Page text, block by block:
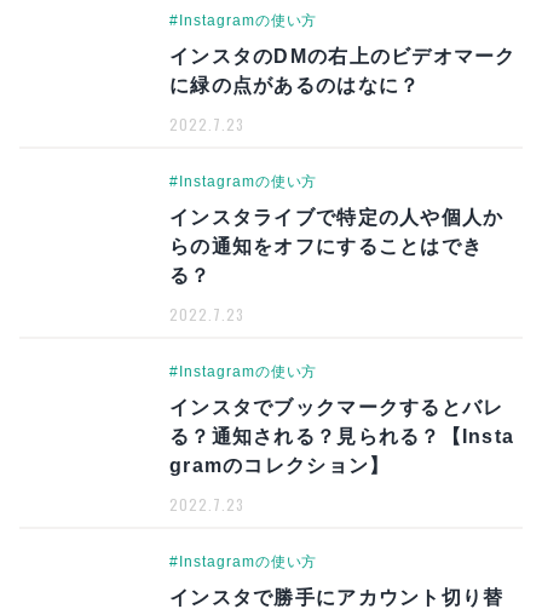
#Instagramの使い方
インスタのDMの右上のビデオマーク
に緑の点があるのはなに？
2022.7.23
#Instagramの使い方
インスタライブで特定の人や個人か
らの通知をオフにすることはでき
る？
2022.7.23
#Instagramの使い方
インスタでブックマークするとバレ
る？通知される？見られる？【Insta
gramのコレクション】
2022.7.23
#Instagramの使い方
インスタで勝手にアカウント切り替